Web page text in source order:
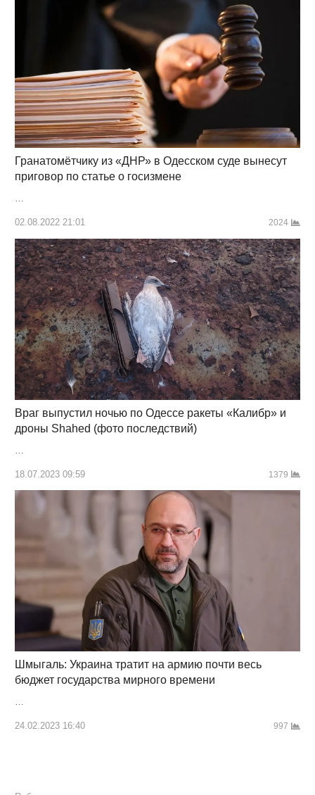
Гранатомётчику из «ДНР» в Одесском суде вынесут
приговор по статье о госизмене
…
02.08.2022 21:01 2024
Враг выпустил ночью по Одессе ракеты «Калибр» и
дроны Shahed (фото последствий)
18.07.2023 09:59 1379
Шмыгаль: Украина тратит на армию почти весь
бюджет государства мирного времени
…
24.02.2023 16:40 997